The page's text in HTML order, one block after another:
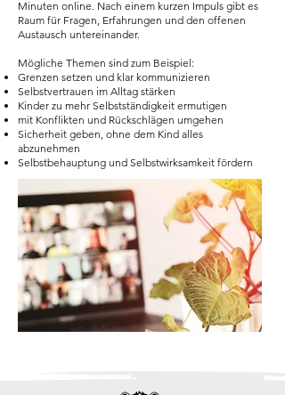
Minuten online. Nach einem kurzen Impuls gibt es
Raum für Fragen, Erfahrungen und den offenen
Austausch untereinander.
Mögliche Themen sind zum Beispiel:
Grenzen setzen und klar kommunizieren
Selbstvertrauen im Alltag stärken
Kinder zu mehr Selbstständigkeit ermutigen
mit Konflikten und Rückschlägen umgehen
Sicherheit geben, ohne dem Kind alles
abzunehmen
Selbstbehauptung und Selbstwirksamkeit fördern